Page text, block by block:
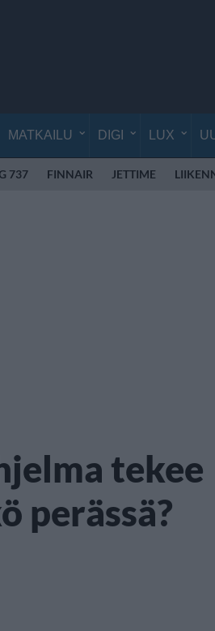
MATKAILU DIGI LUX
737 FINNAIR JETTIME
tekee
perässä?